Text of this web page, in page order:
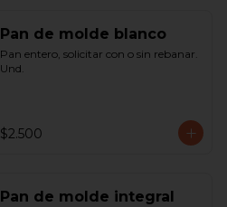
Pan de molde blanco
Pan entero, solicitar con o sin rebanar.
Und.
$2.500
Pan de molde integral